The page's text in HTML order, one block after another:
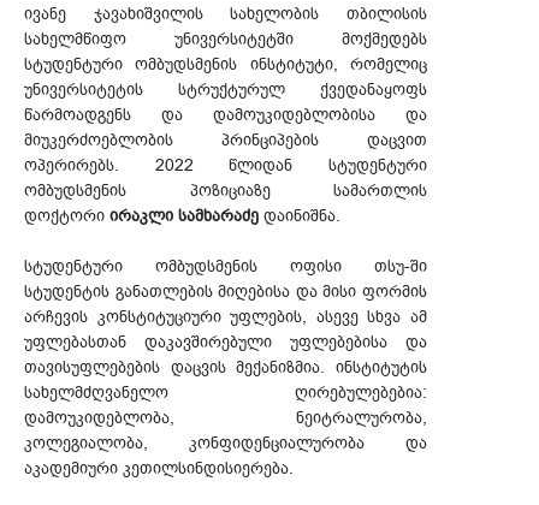
ივანე ჯავახიშვილის სახელობის თბილისის
სახელმწიფო უნივერსიტეტში მოქმედებს
სტუდენტური ომბუდსმენის ინსტიტუტი, რომელიც
უნივერსიტეტის სტრუქტურულ ქვედანაყოფს
წარმოადგენს და დამოუკიდებლობისა და
მიუკერძოებლობის პრინციპების დაცვით
ოპერირებს. 2022 წლიდან სტუდენტური
ომბუდსმენის პოზიციაზე სამართლის
დოქტორი ირაკლი სამხარაძე დაინიშნა.
სტუდენტური ომბუდსმენის ოფისი თსუ-ში
სტუდენტის განათლების მიღებისა და მისი ფორმის
არჩევის კონსტიტუციური უფლების, ასევე სხვა ამ
უფლებასთან დაკავშირებული უფლებებისა და
თავისუფლებების დაცვის მექანიზმია. ინსტიტუტის
სახელმძღვანელო ღირებულებებია:
დამოუკიდებლობა, ნეიტრალურობა,
კოლეგიალობა, კონფიდენციალურობა და
აკადემიური კეთილსინდისიერება.